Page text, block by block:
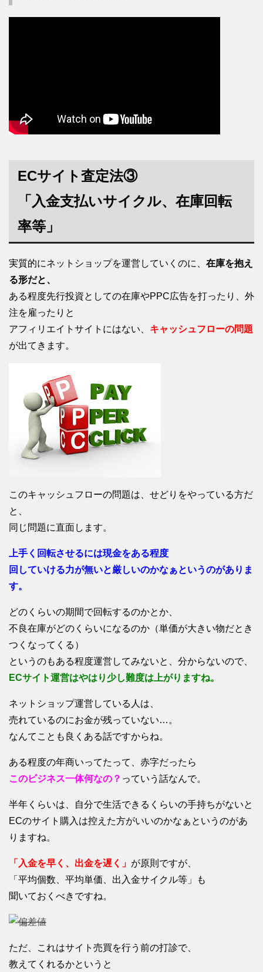
ECサイト査定法③
「入金支払いサイクル、在庫回転
率等」
実質的にネットショップを運営していくのに、 在庫を抱え
る形だと、
ある程度先行投資としての在庫やPPC広告を打ったり、外
注を雇ったりと
アフィリエイトサイトにはない、 キャッシュフローの問題
が出てきます。
このキャッシュフローの問題は、せどりをやっている方だ
と、
同じ問題に直面します。
上手く回転させるには現金をある程度
回していける力が無いと厳しいのかなぁというのがありま
す。
どのくらいの期間で回転するのかとか、
不良在庫がどのくらいになるのか（単価が大きい物だとき
つくなってくる）
というのもある程度運営してみないと、分からないので、
ECサイト運営はやはり少し難度は上がりますね。
ネットショップ運営している人は、
売れているのにお金が残っていない…。
なんてことも良くある話ですからね。
ある程度の年商いってたって、赤字だったら
このビジネス一体何なの？ っていう話なんで。
半年くらいは、自分で生活できるくらいの手持ちがないと
ECのサイト購入は控えた方がいいのかなぁというのがあ
りますね。
「入金を早く、出金を遅く」 が原則ですが、
「平均個数、平均単価、出入金サイクル等」も
聞いておくべきですね。
ただ、これはサイト売買を行う前の打診で、
教えてくれるかというと